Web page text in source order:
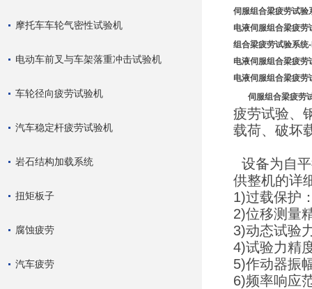
摩托车车轮气密性试验机
电动车前叉与车架落重冲击试验机
车轮径向疲劳试验机
汽车稳定杆疲劳试验机
岩石结构加载系统
扭矩板子
腐蚀疲劳
汽车疲劳
伺服组合梁疲劳试验
电液伺服组合梁疲劳
组合梁疲劳试验系统
电液伺服组合梁疲劳
电液伺服组合梁疲劳
伺服组合梁疲劳
疲劳试验、
载荷、破坏
设备为自
供整机的详
1)过载保护
2)位移测量
3)动态试验
4)试验力精
5)作动器振
6)频率响应